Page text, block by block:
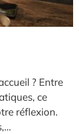
? Entre
ce
réflexion.